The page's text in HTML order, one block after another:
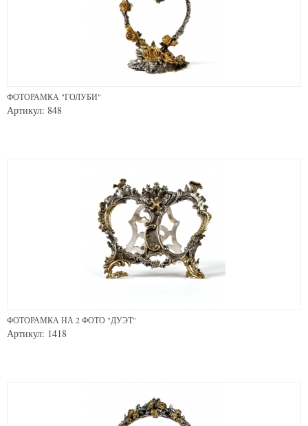
ФОТОРАМКА "ГОЛУБИ"
Артикул: 848
ФОТОРАМКА НА 2 ФОТО "ДУЭТ"
Артикул: 1418